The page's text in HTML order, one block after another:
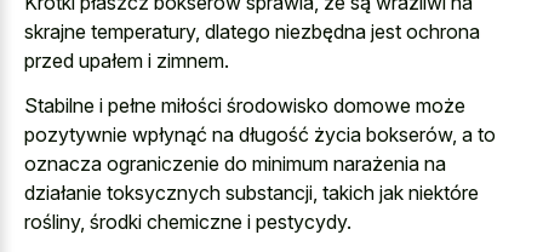
skrajne temperatury, dlatego niezbędna jest ochrona
przed upałem i zimnem.
Stabilne i pełne miłości środowisko domowe może
pozytywnie wpłynąć na długość życia bokserów, a to
oznacza ograniczenie do minimum narażenia na
działanie toksycznych substancji, takich jak niektóre
rośliny, środki chemiczne i pestycydy.